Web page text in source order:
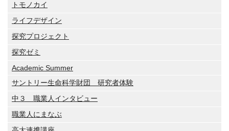
トモノカイ
ライフデザイン
探究プロジェクト
探究ゼミ
Academic Summer
サントリー生命科学財団 研究者体験
中３ 職業人インタビュー
職業人にまなぶ